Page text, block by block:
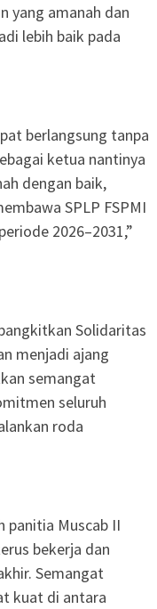
yang amanah dan
lebih baik pada
berlangsung tanpa
ketua nantinya
dengan baik,
SPLP FSPMI
2026–2031,”
Solidaritas
menjadi ajang
semangat
seluruh
roda
panitia Muscab II
bekerja dan
Semangat
kuat di antara